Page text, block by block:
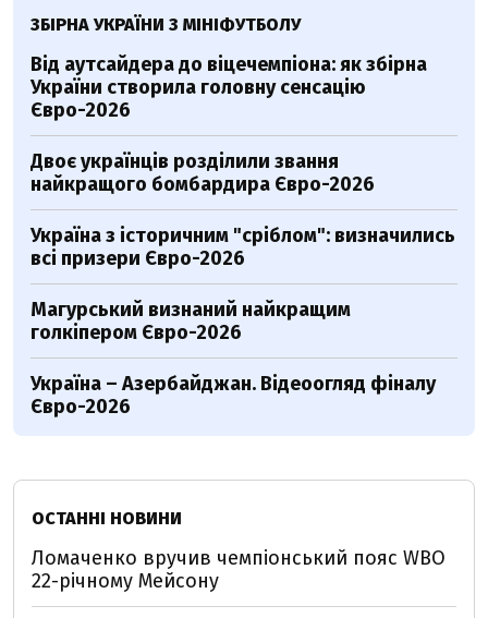
ЗБІРНА УКРАЇНИ З МІНІФУТБОЛУ
Від аутсайдера до віцечемпіона: як збірна
України створила головну сенсацію
Євро-2026
Двоє українців розділили звання
найкращого бомбардира Євро-2026
Україна з історичним "сріблом": визначились
всі призери Євро-2026
Магурський визнаний найкращим
голкіпером Євро-2026
Україна – Азербайджан. Відеоогляд фіналу
Євро-2026
ОСТАННІ НОВИНИ
Ломаченко вручив чемпіонський пояс WBO
22-річному Мейсону